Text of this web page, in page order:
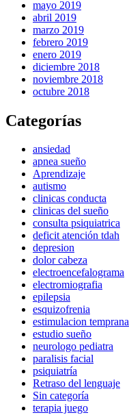
mayo 2019
abril 2019
marzo 2019
febrero 2019
enero 2019
diciembre 2018
noviembre 2018
octubre 2018
Categorías
ansiedad
apnea sueño
Aprendizaje
autismo
clinicas conducta
clinicas del sueño
consulta psiquiatrica
deficit atención tdah
depresion
dolor cabeza
electroencefalograma
electromiografia
epilepsia
esquizofrenia
estimulacion temprana
estudio sueño
neurologo pediatra
paralisis facial
psiquiatría
Retraso del lenguaje
Sin categoría
terapia juego